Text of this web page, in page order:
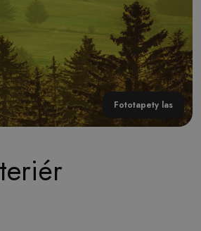
Fototapety las